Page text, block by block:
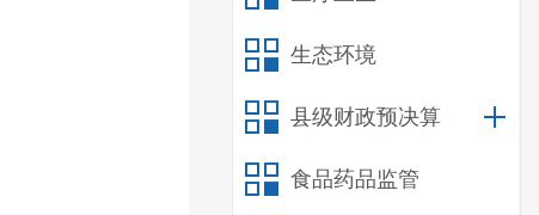
生态环境
县级财政预决算
食品药品监管